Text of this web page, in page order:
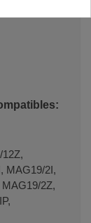
MAG19/2I,
2Z,